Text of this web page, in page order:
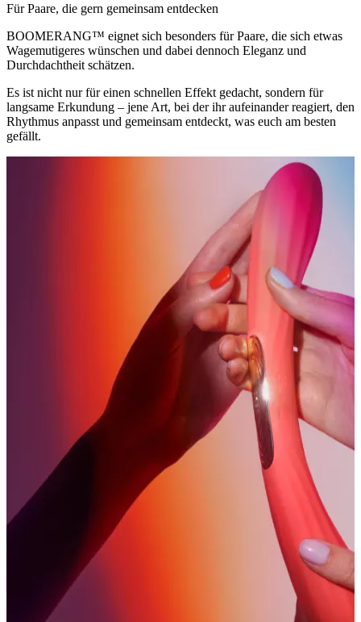
Für Paare, die gern gemeinsam entdecken
BOOMERANG™ eignet sich besonders für Paare, die sich etwas
Wagemutigeres wünschen und dabei dennoch Eleganz und
Durchdachtheit schätzen.
Es ist nicht nur für einen schnellen Effekt gedacht, sondern für
langsame Erkundung – jene Art, bei der ihr aufeinander reagiert, den
Rhythmus anpasst und gemeinsam entdeckt, was euch am besten
gefällt.